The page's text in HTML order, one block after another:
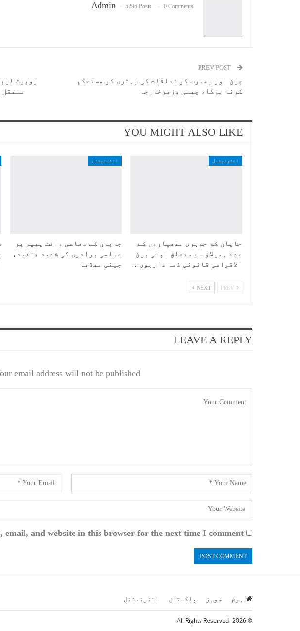
Admin 5295 Posts 0 Comments
چین اور بھارت کو تعلقات کی بہتری کو مستحکم
کرنا ہوگا، چینی وزیرخارجہ
روبوٹ
منتقل
YOU MIGHT ALSO LIKE
انٹرنیشنل
جاپان کو جوہری ہتھیاروں کے
عدم پھیلاؤ سے متعلق اپنی بین
الاقوامی قانونی ذمہ داریوں…
انٹرنیشنل
جاپان کے دفاعی وائٹ پیپر پر
عالمی برادری کی شدید تنقید،
چینی میڈیا
NEXT
LEAVE A REPLY
email address will not be published.
email, and website in this browser for the next time I comment.
ہوم شوبز پاکستان انٹرنیشنل
© 2026- All Rights Reserved.